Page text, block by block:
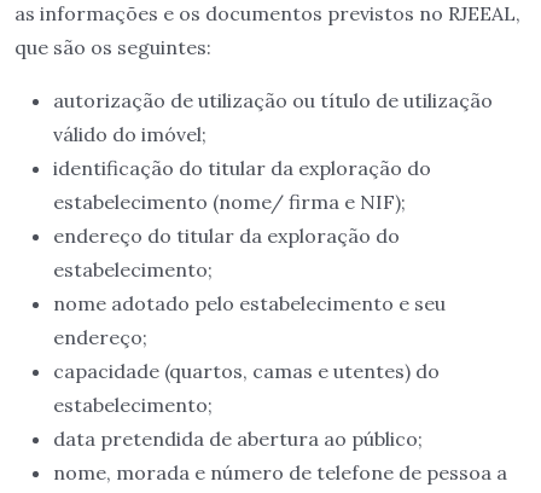
as informações e os documentos previstos no RJEEAL,
que são os seguintes:
autorização de utilização ou título de utilização
válido do imóvel;
identificação do titular da exploração do
estabelecimento (nome/ firma e NIF);
endereço do titular da exploração do
estabelecimento;
nome adotado pelo estabelecimento e seu
endereço;
capacidade (quartos, camas e utentes) do
estabelecimento;
data pretendida de abertura ao público;
nome, morada e número de telefone de pessoa a